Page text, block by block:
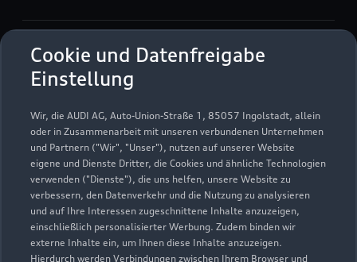
Cookie und Datenfreigabe
Einstellung
Wir, die AUDI AG, Auto-Union-Straße 1, 85057 Ingolstadt, allein
oder in Zusammenarbeit mit unseren verbundenen Unternehmen
und Partnern ("Wir", "Unser"), nutzen auf unserer Website
eigene und Dienste Dritter, die Cookies und ähnliche Technologien
verwenden ("Dienste"), die uns helfen, unsere Website zu
verbessern, den Datenverkehr und die Nutzung zu analysieren
und auf Ihre Interessen zugeschnittene Inhalte anzuzeigen,
einschließlich personalisierter Werbung. Zudem binden wir
externe Inhalte ein, um Ihnen diese Inhalte anzuzeigen.
Hierdurch werden Verbindungen zwischen Ihrem Browser und
Geöffnet bis 13:00
Geöffnet bis 13:00
Teile- & Zubehörverkauf
Geöffnet bis13:00